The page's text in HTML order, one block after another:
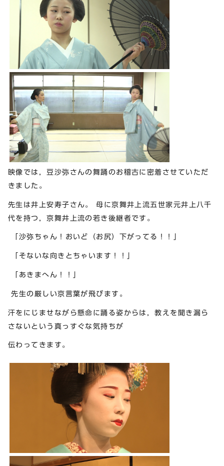
映像では，豆沙弥さんの舞踊のお稽古に密着させていただ
きました。
先生は井上安寿子さん。 母に京舞井上流五世家元井上八千
代を持つ，京舞井上流の若き後継者です。
「沙弥ちゃん！おいど（お尻）下がってる！！」
「そないな向きとちゃいます！！」
「あきまへん！！」
先生の厳しい京言葉が飛びます。
汗をにじませながら懸命に踊る姿からは，教えを聞き漏ら
さないという真っすぐな気持ちが
伝わってきます。